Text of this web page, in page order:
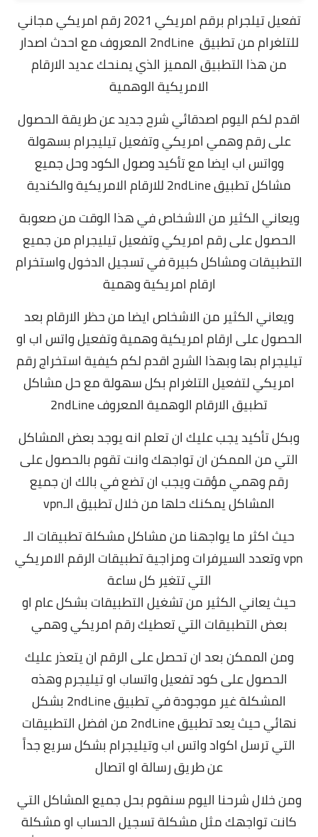
تفعيل تيلجرام برقم امريكي 2021 رقم امريكي مجاني
للتلغرام من تطبيق 2ndLine المعروف مع احدث اصدار
من هذا التطبيق المميز الذي يمنحك عديد الارقام
الامريكية الوهمية
اقدم لكم اليوم اصدقائي شرح جديد عن طريقة الحصول
على رقم وهمي امريكي وتفعيل تيليجرام بسهولة
وواتس اب ايضا مع تأكيد وصول الكود وحل جميع
مشاكل تطبيق 2ndLine للارقام الامريكية والكندية
ويعاني الكثير من الاشخاص في هذا الوقت من صعوبة
الحصول على رقم امريكي وتفعيل تيليجرام من جميع
التطبيقات ومشاكل كبيرة في تسجيل الدخول واستخرام
ارقام امريكية وهمية
ويعاني الكثير من الاشخاص ايضا من حظر الارقام بعد
الحصول على ارقام امريكية وهمية وتفعيل واتس اب او
تيليجرام بها وبهذا الشرح اقدم لكم كيفية استخراج رقم
امريكي لتفعيل التلغرام بكل سهولة مع حل مشاكل
تطبيق الارقام الوهمية المعروف 2ndLine
وبكل تأكيد يجب عليك ان تعلم انه يوجد بعض المشاكل
التي من الممكن ان تواجهك وانت تقوم بالحصول على
رقم وهمي مؤقت ويجب ان تضع في بالك ان جميع
المشاكل يمكنك حلها من خلال تطبيق الـvpn
حيث اكثر ما يواجهنا من مشاكل مشكلة تطبيقات الـ
vpn وتعدد السيرفرات ومزاجية تطبيقات الرقم الامريكي
التي تتغير كل ساعة
حيث يعاني الكثير من تشغيل التطبيقات بشكل عام او
بعض التطبيقات التي تعطيك رقم امريكي وهمي
ومن الممكن بعد ان تحصل على الرقم ان يتعذر عليك
الحصول على كود تفعيل واتساب او تيليجرم وهذه
المشكلة غير موجودة في تطبيق 2ndLine بشكل
نهائي حيث يعد تطبيق 2ndLine من افضل التطبيقات
التي ترسل اكواد واتس اب وتيليجرام بشكل سريع جداً
عن طريق رسالة او اتصال
ومن خلال شرحنا اليوم سنقوم بحل جميع المشاكل التي
كانت تواجهك مثل مشكلة تسجيل الحساب او مشكلة